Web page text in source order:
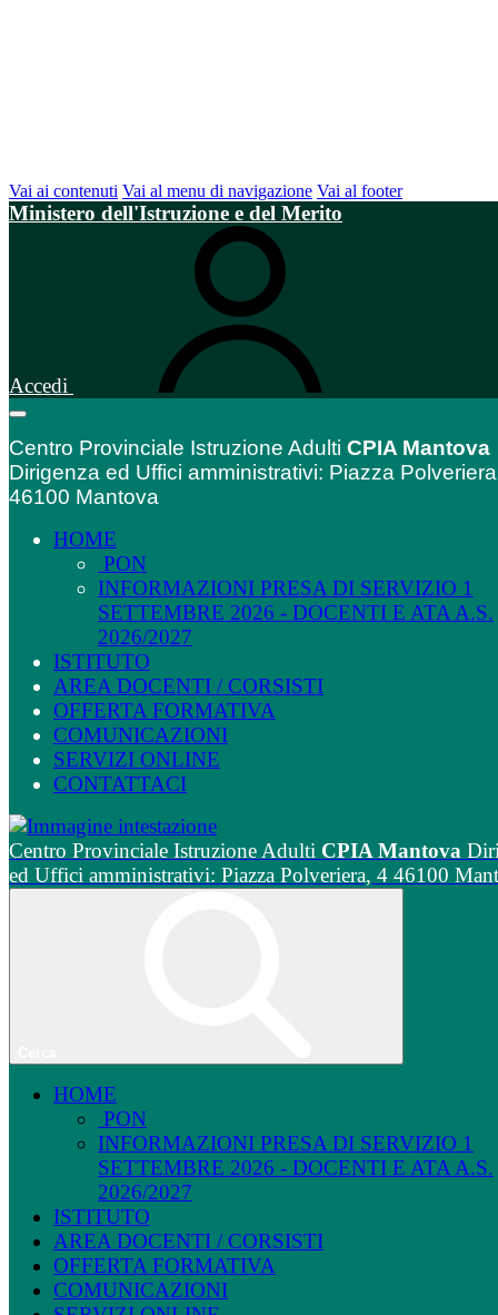
Vai ai contenuti Vai al menu di navigazione Vai al footer
Ministero dell'Istruzione e del Merito
Accedi
Centro Provinciale Istruzione Adulti CPIA Mantova
Dirigenza ed Uffici amministrativi: Piazza
46100 Mantova
HOME
PON
INFORMAZIONI PRESA DI SERVIZIO 1
SETTEMBRE 2026 - DOCENTI E ATA A.S.
2026/2027
ISTITUTO
AREA DOCENTI / CORSISTI
OFFERTA FORMATIVA
COMUNICAZIONI
SERVIZI ONLINE
CONTATTACI
Centro Provinciale Istruzione Adulti CPIA Mantova
ed Uffici amministrativi: Piazza Polveriera, 4 46100
HOME
PON
INFORMAZIONI PRESA DI SERVIZIO 1
SETTEMBRE 2026 - DOCENTI E ATA A.S.
2026/2027
ISTITUTO
AREA DOCENTI / CORSISTI
OFFERTA FORMATIVA
COMUNICAZIONI